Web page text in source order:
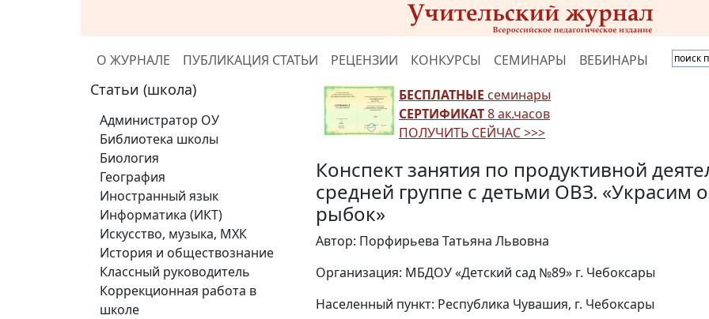
О ЖУРНАЛЕ ПУБЛИКАЦИЯ СТАТЬИ РЕЦЕНЗИИ КОНКУРСЫ СЕМИНАРЫ ВЕБИНАРЫ
Статьи (школа)
Администратор ОУ
Библиотека школы
Биология
География
Иностранный язык
Информатика (ИКТ)
Искусство, музыка, МХК
История и обществознание
Классный руководитель
Коррекционная работа в
школе
БЕСПЛАТНЫЕ семинары
СЕРТИФИКАТ8 ак.часов
ПОЛУЧИТЬ СЕЙЧАС >>>
Конспект занятия по продуктивной
средней группе с детьми ОВЗ. «Украсим
рыбок»
Автор: Порфирьева Татьяна Львовна
Организация: МБДОУ «Детский сад №89» г. Чебоксары
Населенный пункт: Республика Чувашия, г. Чебоксары